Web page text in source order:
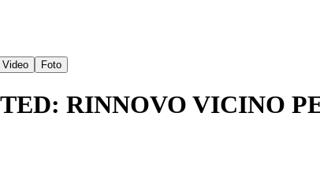
Video Foto
RINNOVO VICINO